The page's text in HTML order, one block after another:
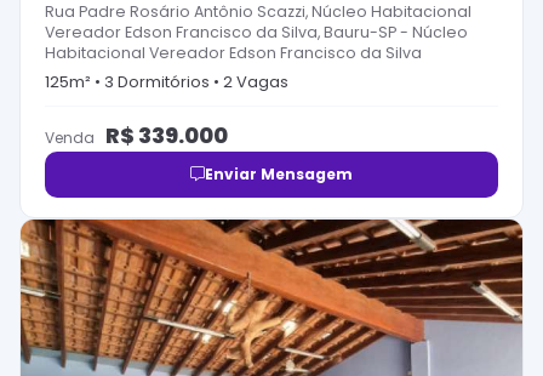
Rua Padre Rosário Antônio Scazzi, Núcleo Habitacional
Vereador Edson Francisco da Silva, Bauru-SP- Núcleo
Habitacional Vereador Edson Francisco da Silva
125m² • 3 Dormitórios • 2Vagas
Venda R$ 339.000
Enviar Mensagem